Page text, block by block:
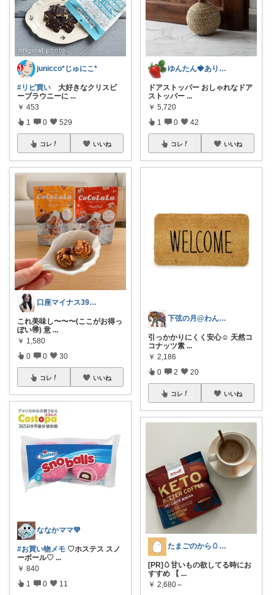
junicco*じゅにこ*
#リピ買い 大好きなクリスピ
ーブラウニーに ...
￥ 453
1 0 529
コレ いいね
口座マイナス39万からの幸せ探し🌸
これ美味し〜〜〜(ここがお得っ
ぽい🉐) 意 ...
￥ 1,580
0 0 30
コレ いいね
ななかママ💚
#お買い物メモ ♡ホステス スノ
ーボール♡ ...
￥ 840
1 0 11
ゆんたん🍓ありがとう(୨୧•͈ᴗ•͈)
ドアストッパー おしゃれなドア
ストッパー ...
￥ 5,720
1 0 42
コレ いいね
下弦の月@わんにゃん日和
引っかかりにくく安心☺️ 天然コ
コナッツ素 ...
￥ 2,186
0 2 20
コレ いいね
たまごのから🥚ラクに暮らす┊︎育児
[PR]🥚甘いもの欲してる時にお
すすめ 【 ...
￥ 2,680～